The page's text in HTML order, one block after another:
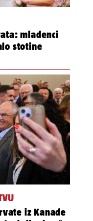
mladenci
stotine
iz Kanade